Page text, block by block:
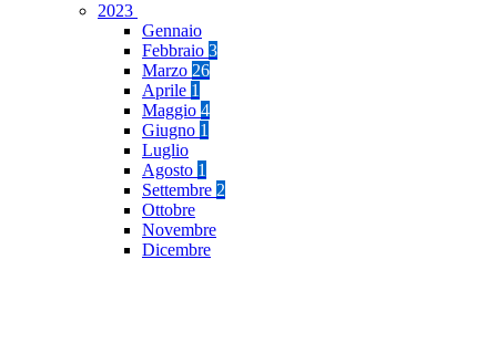
2023
Gennaio
Febbraio 3
Marzo 26
Aprile 1
Maggio 4
Giugno 1
Luglio
Agosto 1
Settembre 2
Ottobre
Novembre
Dicembre